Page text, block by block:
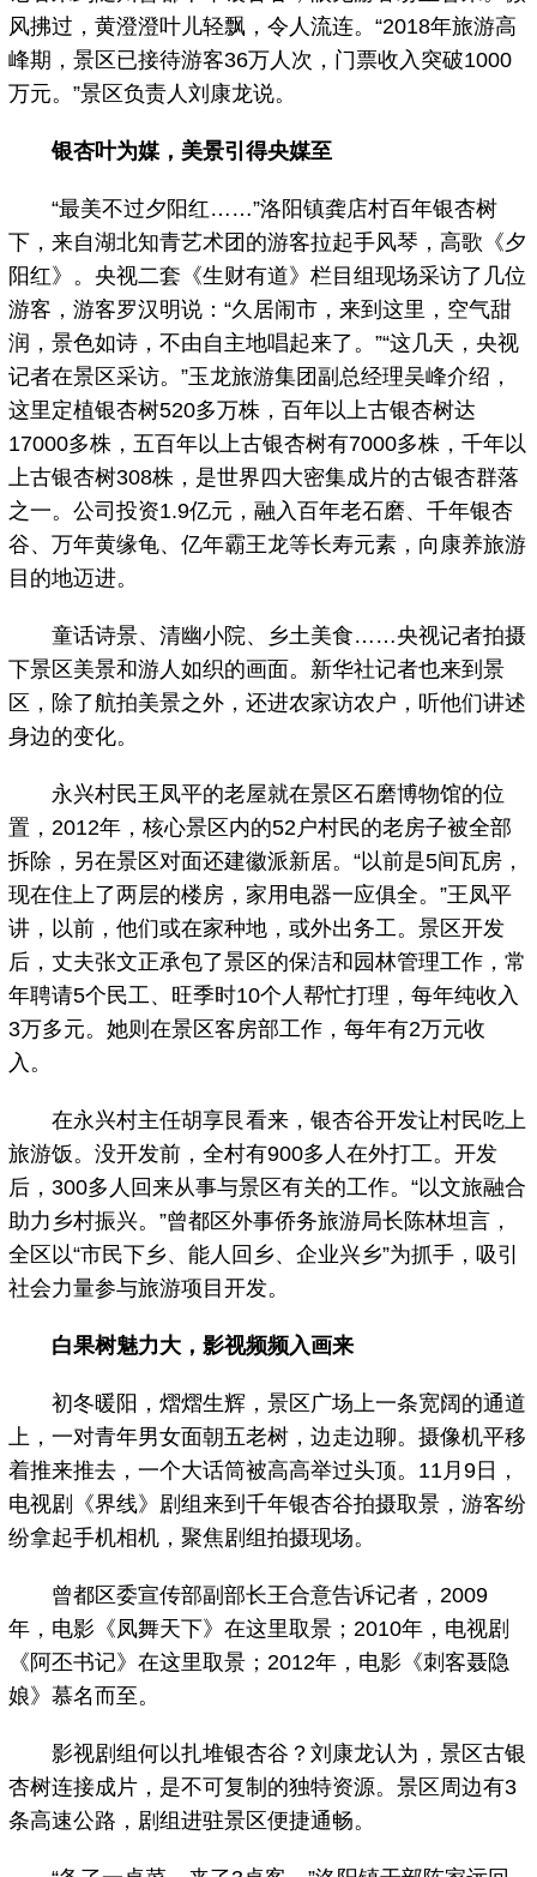
风拂过，黄澄澄叶儿轻飘，令人流连。“2018年旅游高
峰期，景区已接待游客36万人次，门票收入突破1000
万元。”景区负责人刘康龙说。
银杏叶为媒，美景引得央媒至
“最美不过夕阳红……”洛阳镇龚店村百年银杏树
下，来自湖北知青艺术团的游客拉起手风琴，高歌《夕
阳红》。央视二套《生财有道》栏目组现场采访了几位
游客，游客罗汉明说：“久居闹市，来到这里，空气甜
润，景色如诗，不由自主地唱起来了。”“这几天，央视
记者在景区采访。”玉龙旅游集团副总经理吴峰介绍，
这里定植银杏树520多万株，百年以上古银杏树达
17000多株，五百年以上古银杏树有7000多株，千年以
上古银杏树308株，是世界四大密集成片的古银杏群落
之一。公司投资1.9亿元，融入百年老石磨、千年银杏
谷、万年黄缘龟、亿年霸王龙等长寿元素，向康养旅游
目的地迈进。
童话诗景、清幽小院、乡土美食……央视记者拍摄
下景区美景和游人如织的画面。新华社记者也来到景
区，除了航拍美景之外，还进农家访农户，听他们讲述
身边的变化。
永兴村民王凤平的老屋就在景区石磨博物馆的位
置，2012年，核心景区内的52户村民的老房子被全部
拆除，另在景区对面还建徽派新居。“以前是5间瓦房，
现在住上了两层的楼房，家用电器一应俱全。”王凤平
讲，以前，他们或在家种地，或外出务工。景区开发
后，丈夫张文正承包了景区的保洁和园林管理工作，常
年聘请5个民工、旺季时10个人帮忙打理，每年纯收入
3万多元。她则在景区客房部工作，每年有2万元收
入。
在永兴村主任胡享艮看来，银杏谷开发让村民吃上
旅游饭。没开发前，全村有900多人在外打工。开发
后，300多人回来从事与景区有关的工作。“以文旅融合
助力乡村振兴。”曾都区外事侨务旅游局长陈林坦言，
全区以“市民下乡、能人回乡、企业兴乡”为抓手，吸引
社会力量参与旅游项目开发。
白果树魅力大，影视频频入画来
初冬暖阳，熠熠生辉，景区广场上一条宽阔的通道
上，一对青年男女面朝五老树，边走边聊。摄像机平移
着推来推去，一个大话筒被高高举过头顶。11月9日，
电视剧《界线》剧组来到千年银杏谷拍摄取景，游客纷
纷拿起手机相机，聚焦剧组拍摄现场。
曾都区委宣传部副部长王合意告诉记者，2009
年，电影《凤舞天下》在这里取景；2010年，电视剧
《阿丕书记》在这里取景；2012年，电影《刺客聂隐
娘》慕名而至。
影视剧组何以扎堆银杏谷？刘康龙认为，景区古银
杏树连接成片，是不可复制的独特资源。景区周边有3
条高速公路，剧组进驻景区便捷通畅。